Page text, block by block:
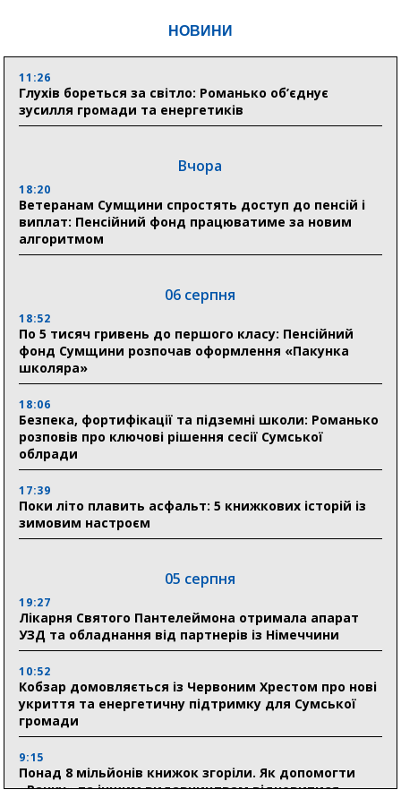
НОВИНИ
11:26
Глухів бореться за світло: Романько об’єднує
зусилля громади та енергетиків
Вчора
18:20
Ветеранам Сумщини спростять доступ до пенсій і
виплат: Пенсійний фонд працюватиме за новим
алгоритмом
06 серпня
18:52
По 5 тисяч гривень до першого класу: Пенсійний
фонд Сумщини розпочав оформлення «Пакунка
школяра»
18:06
Безпека, фортифікації та підземні школи: Романько
розповів про ключові рішення сесії Сумської
облради
17:39
Поки літо плавить асфальт: 5 книжкових історій із
зимовим настроєм
05 серпня
19:27
Лікарня Святого Пантелеймона отримала апарат
УЗД та обладнання від партнерів із Німеччини
10:52
Кобзар домовляється із Червоним Хрестом про нові
укриття та енергетичну підтримку для Сумської
громади
9:15
Понад 8 мільйонів книжок згоріли. Як допомогти
«Ранку» та іншим видавництвам відновитися